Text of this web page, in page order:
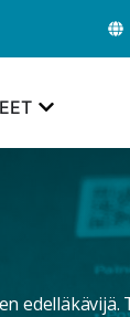
edelläkävijä.